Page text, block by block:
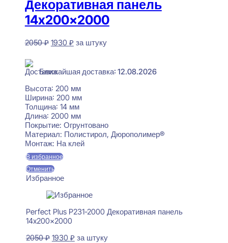
Декоративная панель
14x200x2000
2050₽ Первоначальная
2050 ₽.
1930 ₽Текущая
за штуку
Ближайшая доставка: 12.08.2026
Высота: 200 мм
Ширина: 200 мм
Толщина: 14 мм
Длина: 2000 мм
Покрытие: Огрунтовано
Материал: Полистирол, Дюрополимер®
Монтаж: На клей
В избранное
Отменить
Избранное
Perfect Plus P231-2000 Декоративная панель
14x200x2000
2050₽ Первоначальная
1930 ₽Текущая
за штуку